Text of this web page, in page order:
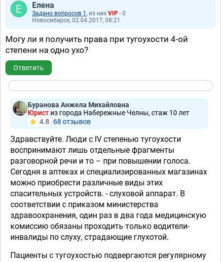
Елена
Задано вопросов 1 , из них VIP - 0
Новосибирск, 02.04.2017, 08:21
Могу ли я получить права при тугоухости 4-ой
степени на одно ухо?
Ответить
Буранова Анжела Михайловна
Юрист из города Набережные Челны, стаж 10 лет
4.8
68 отзывов
Здравствуйте. Люди с IV степенью тугоухости
воспринимают лишь отдельные фрагменты
разговорной речи и то – при повышении голоса.
Сегодня в аптеках и специализированных магазинах
можно приобрести различные виды этих
спасительных устройств. - слуховой аппарат. В
соответствии с приказом министерства
здравоохранения, один раз в два года медицинскую
комиссию обязаны проходить только водители-
инвалиды по слуху, страдающие глухотой.
Пациенты с тугоухостью подвергаются регулярному